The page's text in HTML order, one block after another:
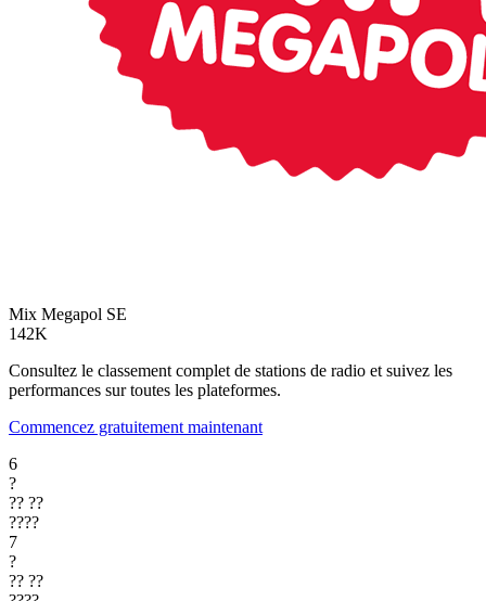
Mix Megapol SE
142K
Consultez le classement complet de stations de radio et suivez les
performances sur toutes les plateformes.
Commencez gratuitement maintenant
6
?
?? ??
????
7
?
?? ??